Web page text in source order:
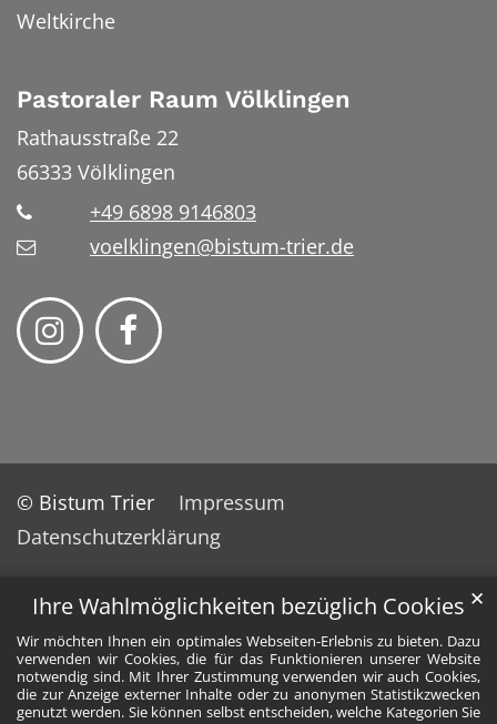
Ihre Wahlmöglichkeiten bezüglich Cookies
Wir möchten Ihnen ein optimales Webseiten-Erlebnis zu bieten. Dazu
verwenden wir Cookies, die für das Funktionieren unserer Website
notwendig sind. Mit Ihrer Zustimmung verwenden wir auch Cookies,
die zur Anzeige externer Inhalte oder zu anonymen Statistikzwecken
genutzt werden. Sie können selbst entscheiden, welche Kategorien Sie
✕
Weltkirche
Pastoraler Raum Völklingen
Rathausstraße 22
66333 Völklingen
+49 6898 9146803
voelklingen@bistum-trier.de
© Bistum Trier
Impressum
Datenschutzerklärung